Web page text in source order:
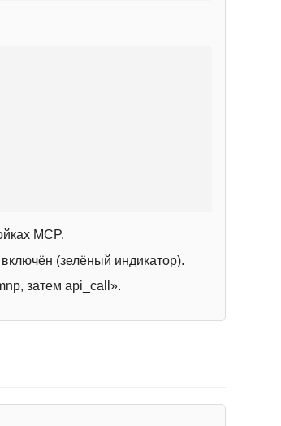
MCP.
включён (зелёный индикатор).
затем api_call».